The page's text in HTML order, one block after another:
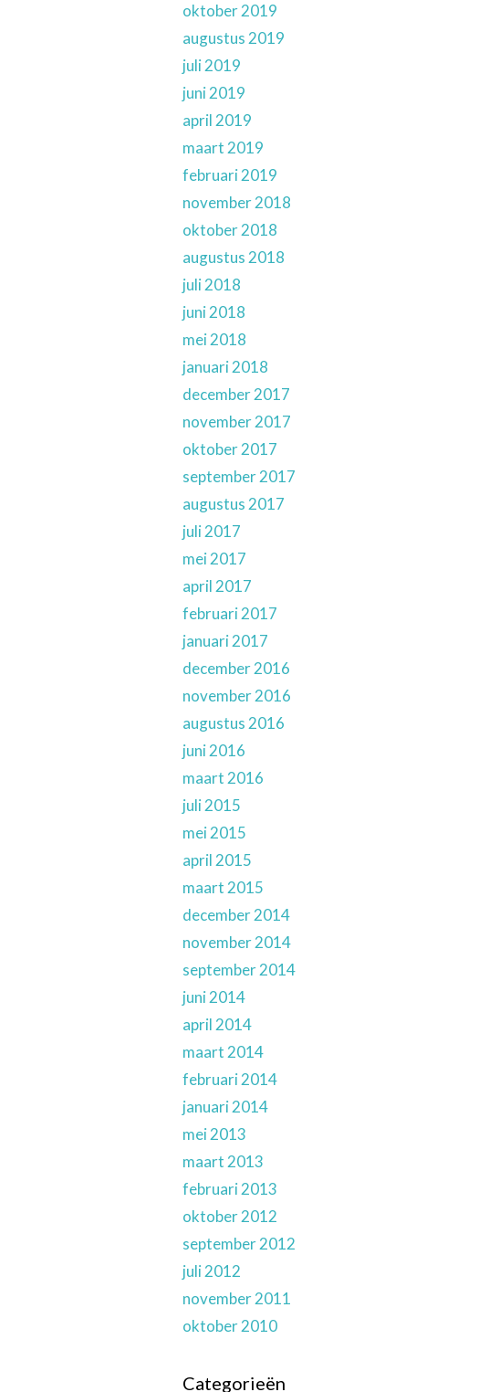
oktober 2019
augustus 2019
juli 2019
juni 2019
april 2019
maart 2019
februari 2019
november 2018
oktober 2018
augustus 2018
juli 2018
juni 2018
mei 2018
januari 2018
december 2017
november 2017
oktober 2017
september 2017
augustus 2017
juli 2017
mei 2017
april 2017
februari 2017
januari 2017
december 2016
november 2016
augustus 2016
juni 2016
maart 2016
juli 2015
mei 2015
april 2015
maart 2015
december 2014
november 2014
september 2014
juni 2014
april 2014
maart 2014
februari 2014
januari 2014
mei 2013
maart 2013
februari 2013
oktober 2012
september 2012
juli 2012
november 2011
oktober 2010
Categorieën